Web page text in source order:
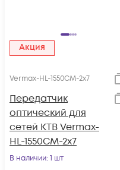
Акция
Vermax-HL-1550CM-2x7
Передатчик
оптический для
сетей КТВ Vermax-
HL-1550CM-2x7
В наличии: 1 шт